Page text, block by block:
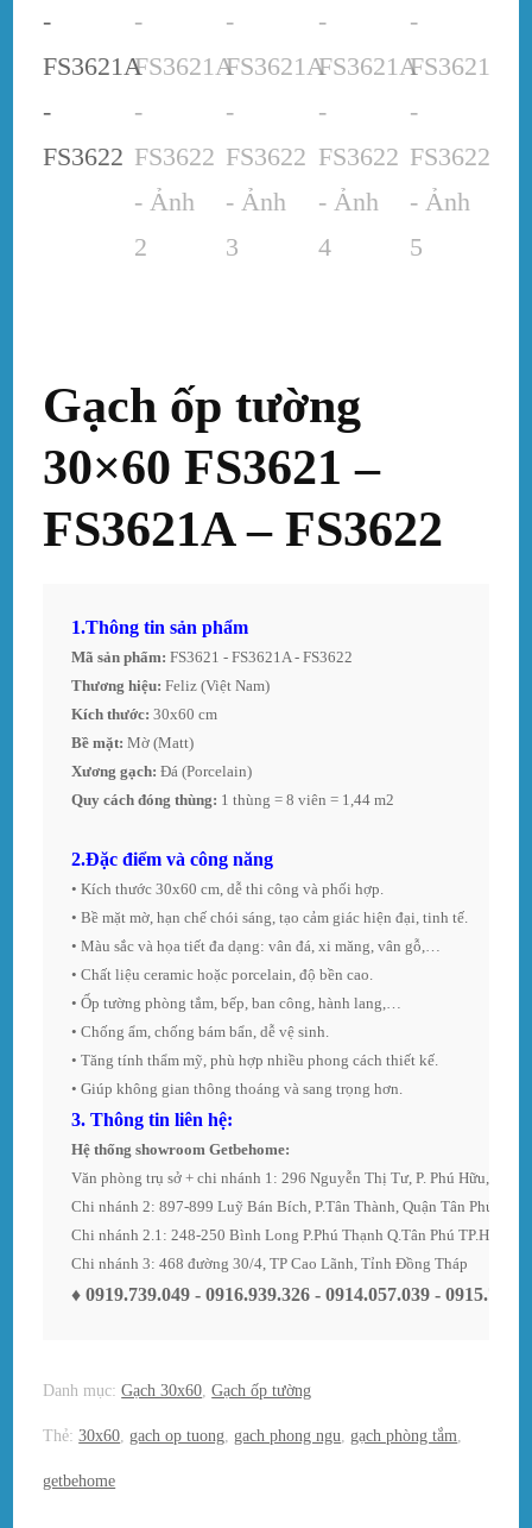
Gạch ốp tường
30×60 FS3621 –
FS3621A – FS3622
1.Thông tin sản phẩm
Mã sản phẩm:
Thương hiệu: Feliz (Việt Nam)
Kích thước: 30x60 cm
Bề mặt: Mờ (Matt)
Xương gạch: Đá (Porcelain)
Quy cách đóng thùng:
2.Đặc điểm và công năng
• Kích thước 30x60 cm, dễ thi công và phối hợp.
• Bề mặt mờ, hạn chế chói sáng, tạo cảm giác hiện đại, tinh tế.
• Màu sắc và họa tiết đa dạng: vân đá, xi măng, vân gỗ,…
• Chất liệu ceramic hoặc porcelain, độ bền cao.
• Ốp tường phòng tắm, bếp, ban công, hành lang,…
• Chống ẩm, chống bám bẩn, dễ vệ sinh.
• Tăng tính thẩm mỹ, phù hợp nhiều phong cách thiết kế.
• Giúp không gian thông thoáng và sang trọng hơn.
3. Thông tin liên hệ:
Hệ thống showroom Getbehome:
Văn phòng trụ sở + chi nhánh 1: 296 Nguyễn Thị Tư, P. Phú Hữu, TP.
Chi nhánh 2.1: 248-250 Bình Long P.Phú Thạnh Q.Tân Phú TP.HCM
Chi nhánh 3: 468 đường 30/4, TP Cao Lãnh, Tỉnh Đồng Tháp
♦ 0919.739.049 - 0916.939.326 - 0914.057.039 -
Danh mục:Gạch 30x60 ,Gạch ốp tường
Thẻ:30x60 gach op tuong gach phong ngu gạch phòng tắm
getbehome